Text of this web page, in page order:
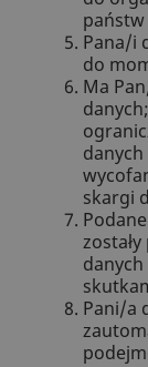
Pana/i
do
Ma
skargi
Pani/a